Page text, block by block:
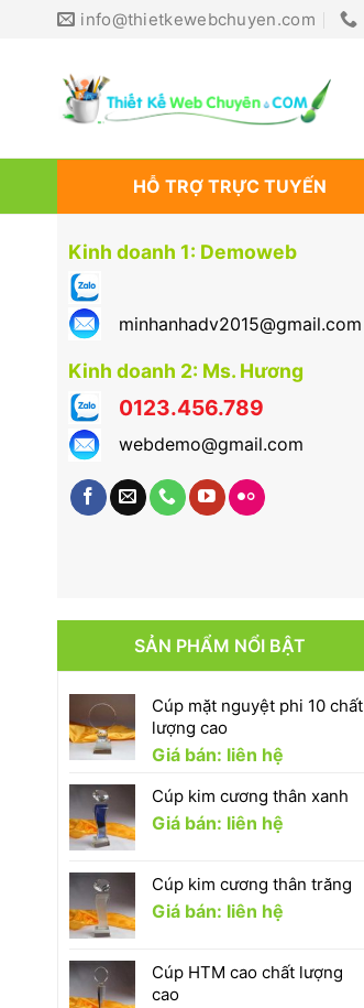
info@thietkewebchuyen.com
HỖ TRỢ TRỰC TUYẾN
Kinh doanh 1: Demoweb
minhanhadv2015@gmail.com
Kinh doanh 2: Ms. Hương
0123.456.789
webdemo@gmail.com
SẢN PHẨM NỔI BẬT
Cúp mặt nguyệt phi 10 chất
lượng cao
Giá bán: liên hệ
Cúp kim cương thân xanh
Giá bán: liên hệ
Cúp kim cương thân trăng
Giá bán: liên hệ
Cúp HTM cao chất lượng
cao